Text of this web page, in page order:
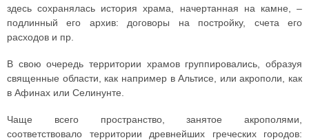
здесь сохранялась история храма, начертанная на камне, –
подлинный его архив: договоры на постройку, счета его
расходов и пр.
В свою очередь территории храмов группировались, образуя
священные области, как например в Альтисе, или акрополи, как
в Афинах или Селинунте.
Чаще всего пространство, занятое акрополями,
соответствовало территории древнейших греческих городов: